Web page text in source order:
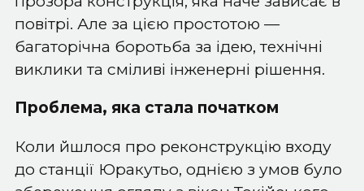
повітрі. Але за цією простотою —
багаторічна боротьба за ідею, технічні
виклики та сміливі інженерні рішення.
Проблема, яка стала початком
Коли йшлося про реконструкцію входу
до станції Юракутьо, однією з умов було